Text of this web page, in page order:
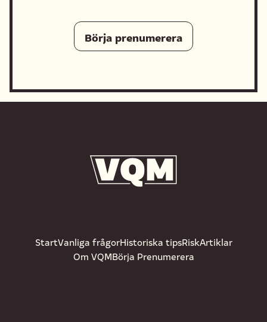
Börja prenumerera
StartVanliga frågorHistoriska tipsRiskArtiklar
Om VQMBörja Prenumerera